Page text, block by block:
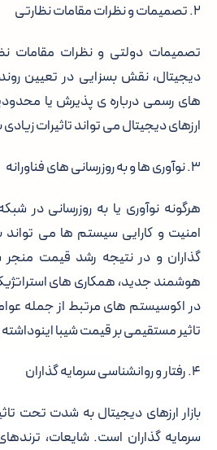
۲. تصمیمات و نظرات مقامات نظارتی
تصمیمات دولتی و نظرات مقامات
دیجیتال، نقش بسزایی در تعیین
های رسمی درباره ی پذیرش یا
ارزهای دیجیتال می تواند تاثیرات
۳. نوآوری ها و به روزرسانی های فناورانه
هرگونه نوآوری یا به روزرسانی در
امنیت و کارایی سیستم ها می تواند
گذاران و در نتیجه رشد قیمت منجر
هوشمند جدید، همکاری های
در اکوسیستم های مرتبط از جمله
تاثیر مستقیمی بر قیمت شیبا
۴. رفتار و روانشناسی سرمایه گذاران
بازار ارزهای دیجیتال به شدت تحت
سرمایه گذاران است. شایعات،